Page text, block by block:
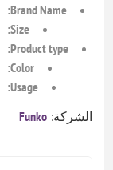
Brand Name:
Size:
Product type:
Color:
Usage:
الشركة: Funko